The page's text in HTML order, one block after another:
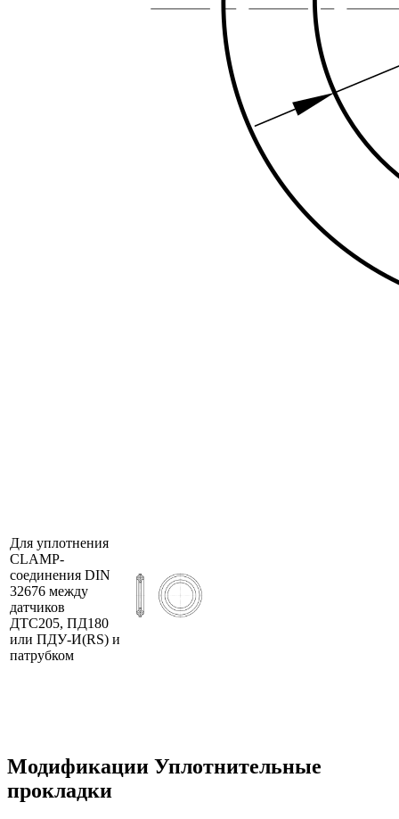
Для уплотнения
CLAMP-
соединения DIN
32676 между
датчиков
ДТС205, ПД180
или ПДУ-И(RS) и
патрубком
Модификации Уплотнительные
прокладки